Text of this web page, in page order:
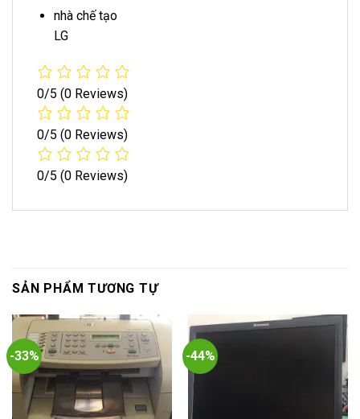
nhà chế tạo
LG
0/5 (0 Reviews)
0/5 (0 Reviews)
0/5 (0 Reviews)
SẢN PHẨM TƯƠNG TỰ
-33% -44%